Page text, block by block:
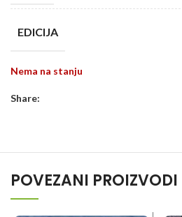
EDICIJA
Nema na stanju
Share:
POVEZANI PROIZVODI